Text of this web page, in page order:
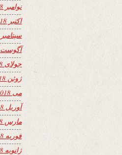
نوامبر 2018
اکتبر 2018
سپتامبر 2018
آگوست 2018
جولای 2018
ژوئن 2018
می 2018
آوریل 2018
مارس 2018
فوریه 2018
ژانویه 2018